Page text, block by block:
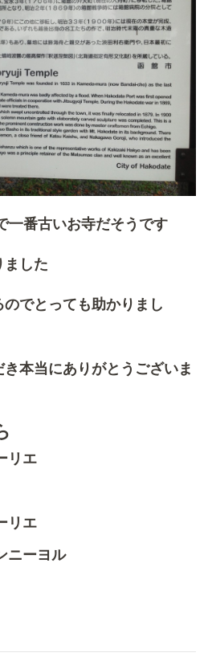
一番古いお寺だそうです
ました
でとっても助かりまし
本当にありがとうございま
リエ
リエ
ニーヨル